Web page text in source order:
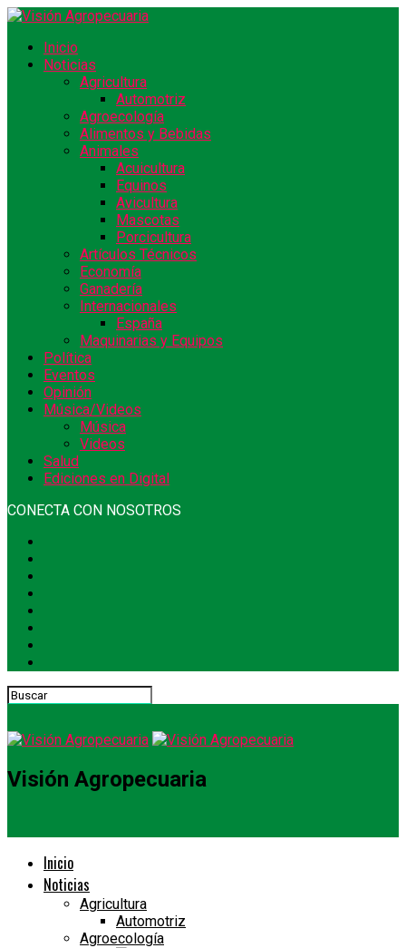
Inicio
Noticias
Agricultura
Automotriz
Agroecología
Alimentos y Bebidas
Animales
Acuicultura
Equinos
Avicultura
Mascotas
Porcicultura
Artículos Técnicos
Economía
Ganadería
Internacionales
España
Maquinarias y Equipos
Política
Eventos
Opinión
Música/Videos
Música
Videos
Salud
Ediciones en Digital
CONECTA CON NOSOTROS
Visión Agropecuaria
Inicio
Noticias
Agricultura
Automotriz
Agroecología